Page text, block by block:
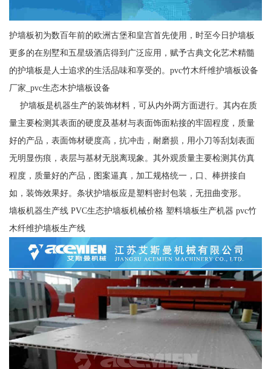
护墙板初为数百年前的欧洲古堡和皇宫首先使用，时至今日护墙板
更多的在别墅和五星级酒店得到广泛应用，赋予古典文化艺术精髓
的护墙板是人士追求的生活品味和享受的。pvc竹木纤维护墙板设备
厂家_pvc生态木护墙板设备
护墙板是机器生产的装饰材料，可从内外两方面进行。其内在质
量主要检测其表面的硬度及基材与表面饰面粘接的牢固程度，质量
好的产品，表面饰材硬度高，抗冲击，耐磨损，用小刀等刮划表面
无明显伤痕，表层与基材无脱离现象。其外观质量主要检测其仿真
程度，质量好的产品，图案逼真，加工规格统一，口、棒拼接自
如，装饰效果好。条状护墙板应是塑料密封包装，无扭曲变形。
墙板机器生产线 PVC生态护墙板机械价格 塑料墙板生产机器 pvc竹
木纤维护墙板生产线